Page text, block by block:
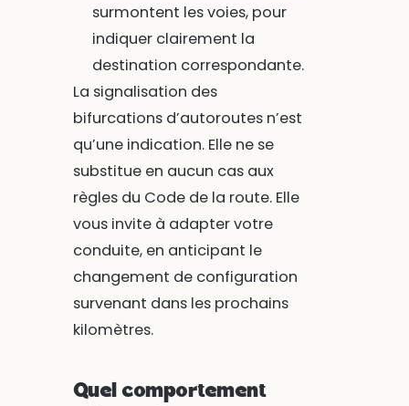
surmontent les voies, pour
indiquer clairement la
destination correspondante.
La signalisation des
bifurcations d’autoroutes n’est
qu’une indication. Elle ne se
substitue en aucun cas aux
règles du Code de la route. Elle
vous invite à adapter votre
conduite, en anticipant le
changement de configuration
survenant dans les prochains
kilomètres.
Quel comportement